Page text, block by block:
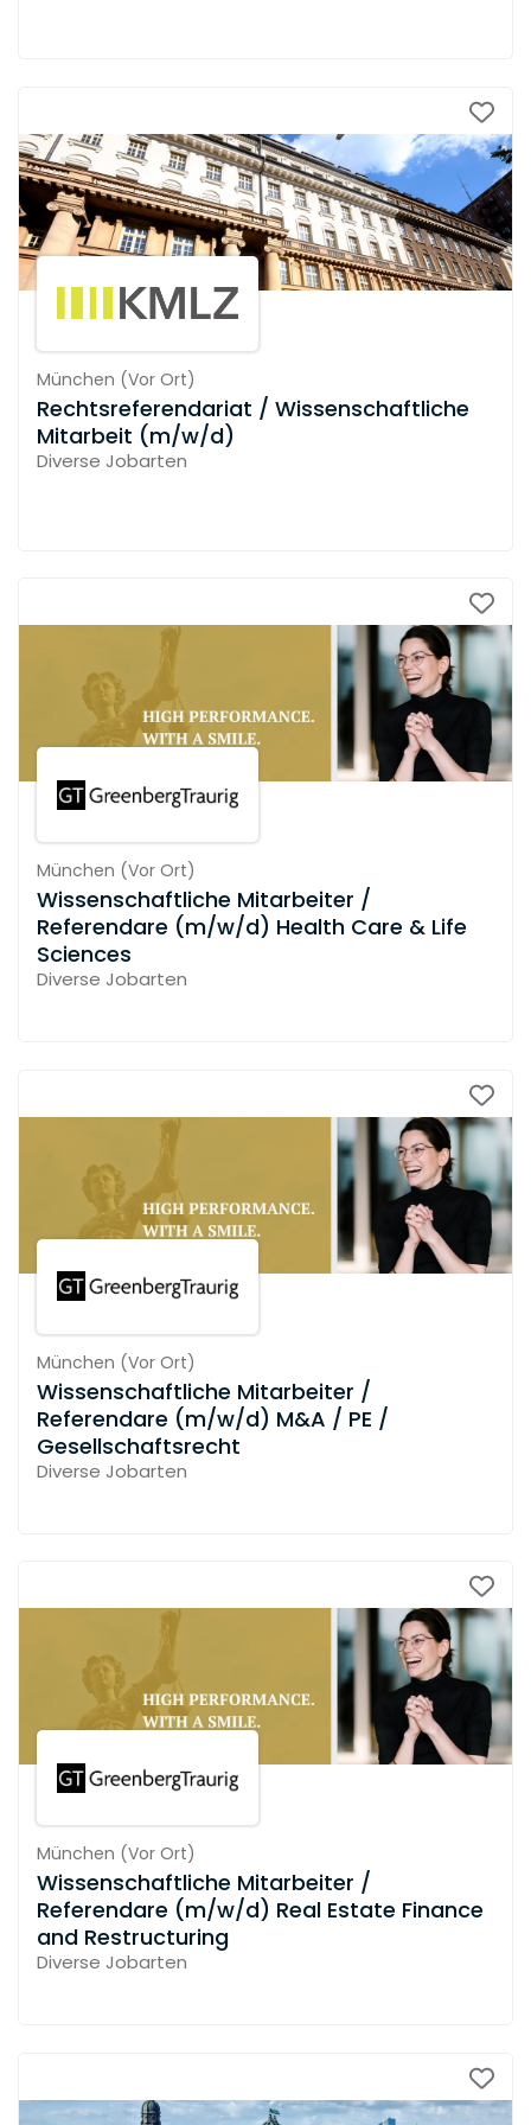
München (Vor Ort)
Rechtsreferendariat / Wissenschaftliche
Mitarbeit (m/w/d)
Diverse Jobarten
München (Vor Ort)
Wissenschaftliche Mitarbeiter /
Referendare (m/w/d) Health Care & Life
Sciences
Diverse Jobarten
München (Vor Ort)
Wissenschaftliche Mitarbeiter /
Referendare (m/w/d) M&A / PE /
Gesellschaftsrecht
Diverse Jobarten
München (Vor Ort)
Wissenschaftliche Mitarbeiter /
Referendare (m/w/d) Real Estate Finance
and Restructuring
Diverse Jobarten